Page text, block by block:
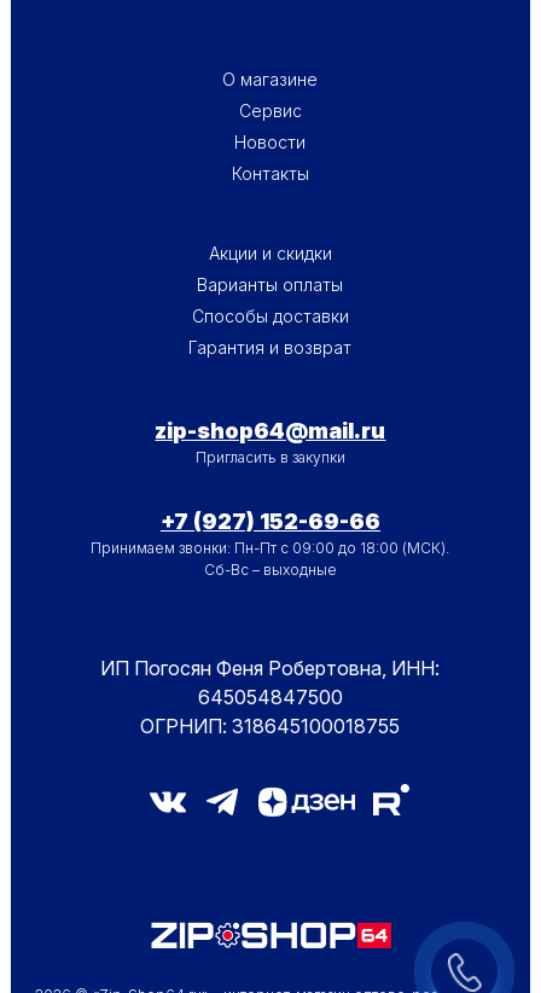
О магазине
Сервис
Новости
Контакты
ПОДВАЛ - МЕНЮ 2Акции и скидки
Варианты оплаты
Способы доставки
Гарантия и возврат
zip-shop64@mail.ru
Пригласить в закупки
+7 (927) 152-69-66
Принимаем звонки: Пн-Пт с 09:00 до 18:00 (МСК).
Сб-Вс – выходные
ИП Погосян Феня Робертовна, ИНН:
645054847500
ОГРНИП: 318645100018755